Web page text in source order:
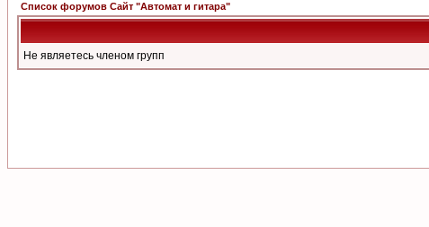
Список форумов Сайт "Автомат и гитара"
Не являетесь членом групп